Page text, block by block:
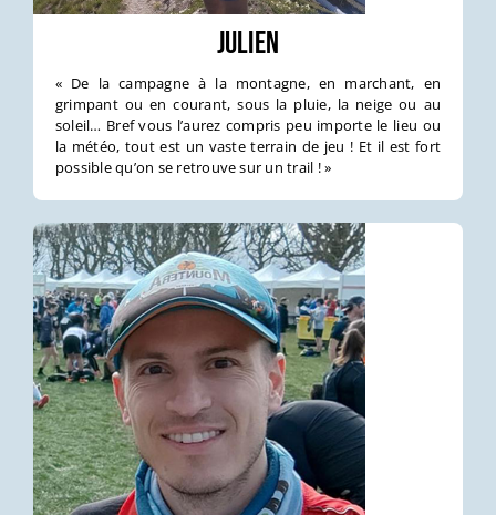
Julien
« De la campagne à la montagne, en marchant, en
grimpant ou en courant, sous la pluie, la neige ou au
soleil… Bref vous l’aurez compris peu importe le lieu ou
la météo, tout est un vaste terrain de jeu ! Et il est fort
possible qu’on se retrouve sur un trail ! »